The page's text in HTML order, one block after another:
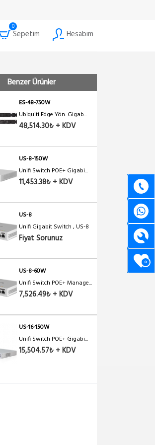
0
Sepetim Hesabım
0
Benzer Ürünler
ES-48-750W
Ubiquiti Edge Yön. Gigab...
48,514.30₺ + KDV
US-8-150W
Unifi Switch POE+ Gigabi...
11,453.38₺ + KDV
US-8
Unifi Gigabit Switch , US-8
Fiyat Sorunuz
US-8-60W
Unifi Switch POE+ Manage...
7,526.49₺ + KDV
US-16-150W
Unifi Switch POE+ Gigabi...
15,504.57₺ + KDV
US-24-LITE